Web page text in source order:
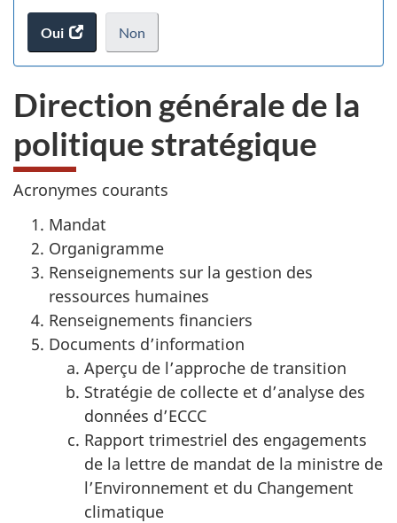
Oui
accéder
au
Non
je
pas
participer
au
du
.
Direction générale de la
politique stratégique
Acronymes courants
Mandat
Organigramme
Renseignements sur la gestion des
ressources humaines
Renseignements financiers
Documents d’information
Aperçu de l’approche de transition
Stratégie de collecte et d’analyse des
données d’ECCC
Rapport trimestriel des engagements
de la lettre de mandat de la ministre de
l’Environnement et du Changement
climatique